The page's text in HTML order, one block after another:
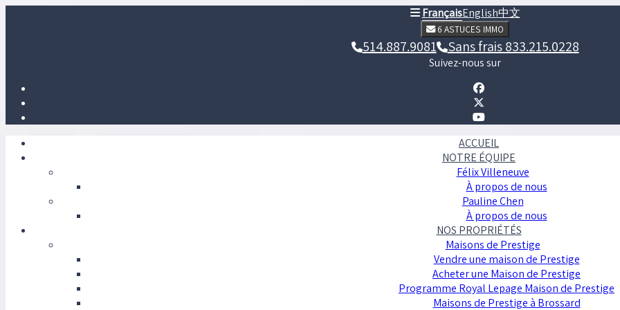
FrançaisEnglish中文
6 ASTUCES IMMO
514.887.9081 Sans frais 833.215.0228
Suivez-nous sur
ACCUEIL
NOTRE ÉQUIPE
Félix Villeneuve
À propos de nous
Pauline Chen
À propos de nous
NOS PROPRIÉTÉS
Maisons de Prestige
Vendre une maison de Prestige
Acheter une Maison de Prestige
Programme Royal Lepage Maison de Prestige
Maisons de Prestige à Brossard